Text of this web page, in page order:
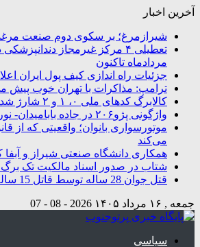
آخرین اخبار
شیرازمرغ؛ بر سکوی دوم صنعت
تعطیلی ۴ مرکز غیرمجاز
مردادماه تاکنون
جزئیات راه اندازی کیف پول ایران
ترامپ: مذاکرات با تهران خوب پیش
کالابرگ کدهای ملی ۰، ۱ و ۲ شارژ شد
واژگونی پژو۲۰۶ در جاده بابامیدان- نورآباد با ۳ مصدوم
موتورسواری بانوان؛ واقعیتی که از
می‌کند
همکاری دانشگاه صنعتی شیراز و آبفا
شتاب در صدور اسناد مالکیت تک
قتل جوان 28 ساله توسط قاتل 15 ساله در کازرون
جمعه , ۱۶ مرداد ۱۴۰۵ 2026 - 08 - 07
سیاسی